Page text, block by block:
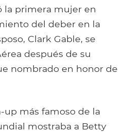
la primera mujer en
del deber en la
Clark Gable, se
después de su
nombrado en honor de
up más famoso de la
mostraba a Betty